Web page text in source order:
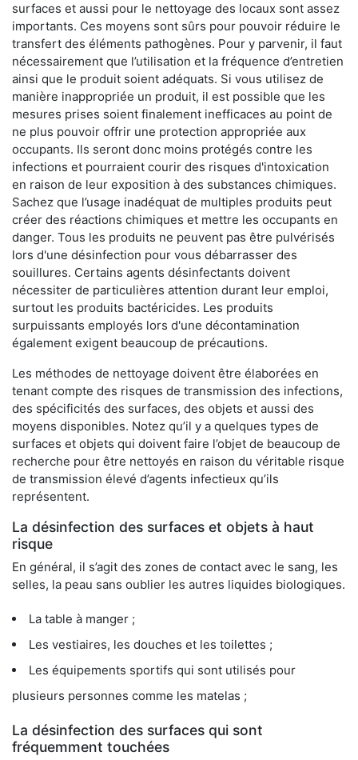
surfaces et aussi pour le nettoyage des locaux sont assez
importants. Ces moyens sont sûrs pour pouvoir réduire le
transfert des éléments pathogènes. Pour y parvenir, il faut
nécessairement que l’utilisation et la fréquence d’entretien
ainsi que le produit soient adéquats. Si vous utilisez de
manière inappropriée un produit, il est possible que les
mesures prises soient finalement inefficaces au point de
ne plus pouvoir offrir une protection appropriée aux
occupants. Ils seront donc moins protégés contre les
infections et pourraient courir des risques d'intoxication
en raison de leur exposition à des substances chimiques.
Sachez que l’usage inadéquat de multiples produits peut
créer des réactions chimiques et mettre les occupants en
danger. Tous les produits ne peuvent pas être pulvérisés
lors d'une désinfection pour vous débarrasser des
souillures. Certains agents désinfectants doivent
nécessiter de particulières attention durant leur emploi,
surtout les produits bactéricides. Les produits
surpuissants employés lors d'une décontamination
également exigent beaucoup de précautions.
Les méthodes de nettoyage doivent être élaborées en
tenant compte des risques de transmission des infections,
des spécificités des surfaces, des objets et aussi des
moyens disponibles. Notez qu’il y a quelques types de
surfaces et objets qui doivent faire l’objet de beaucoup de
recherche pour être nettoyés en raison du véritable risque
de transmission élevé d’agents infectieux qu’ils
représentent.
La désinfection des surfaces et objets à haut
risque
En général, il s’agit des zones de contact avec le sang, les
selles, la peau sans oublier les autres liquides biologiques.
La table à manger ;
Les vestiaires, les douches et les toilettes ;
Les équipements sportifs qui sont utilisés pour
plusieurs personnes comme les matelas ;
La désinfection des surfaces qui sont
fréquemment touchées